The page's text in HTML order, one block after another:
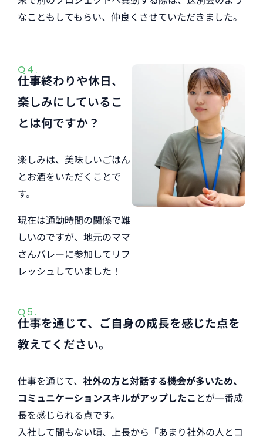
なこともしてもらい、仲良くさせていただきました。
Q4.
仕事終わりや休日、
楽しみにしているこ
とは何ですか？
楽しみは、美味しいごはん
とお酒をいただくことで
す。
現在は通勤時間の関係で難
しいのですが、地元のママ
さんバレーに参加してリフ
レッシュしていました！
Q5.
仕事を通じて、ご自身の成長を感じた点を
教えてください。
仕事を通じて、 社外の方と対話する機会が多いため、
コミュニケーションスキルがアップしたこ とが一番成
長を感じられる点です。
入社して間もない頃、上長から「あまり社外の人とコ